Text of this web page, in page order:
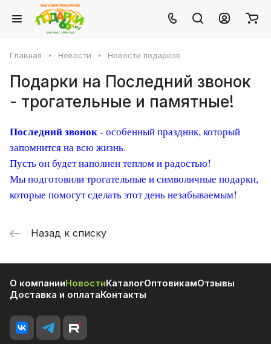
Главная Новости Новости подарков
Подарки на Последний звонок
- трогательные и памятные!
Последний звонок- особенный праздник, который
запомнится на всю жизнь.
Пусть он будет наполнен теплом и радостью!
Мы подготовили трогательные и символичные подарки,
которые помогут сделать этот день незабываемым!
Назад к списку
О компанииНовостиКаталогОптовикамОтзывы
Доставка и оплатаКонтакты